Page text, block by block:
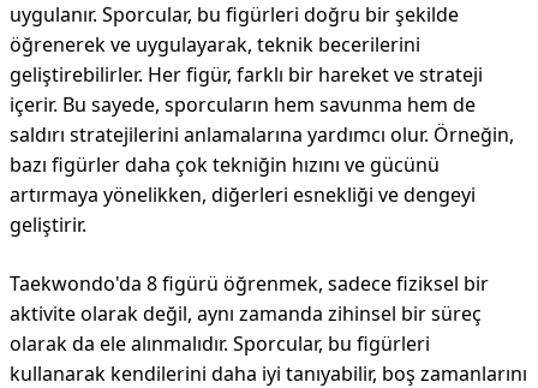
uygulanır. Sporcular, bu figürleri doğru bir şekilde
öğrenerek ve uygulayarak, teknik becerilerini
geliştirebilirler. Her figür, farklı bir hareket ve strateji
içerir. Bu sayede, sporcuların hem savunma hem de
saldırı stratejilerini anlamalarına yardımcı olur. Örneğin,
bazı figürler daha çok tekniğin hızını ve gücünü
artırmaya yönelikken, diğerleri esnekliği ve dengeyi
geliştirir.
Taekwondo'da 8 figürü öğrenmek, sadece fiziksel bir
aktivite olarak değil, aynı zamanda zihinsel bir süreç
olarak da ele alınmalıdır. Sporcular, bu figürleri
kullanarak kendilerini daha iyi tanıyabilir, boş zamanlarını